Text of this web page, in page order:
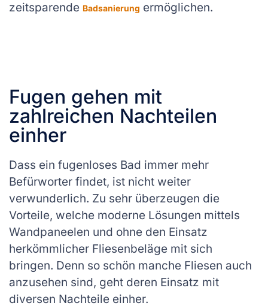
zeitsparende Badsanierung ermöglichen.
Fugen gehen mit
zahlreichen Nachteilen
einher
Dass ein fugenloses Bad immer mehr
Befürworter findet, ist nicht weiter
verwunderlich. Zu sehr überzeugen die
Vorteile, welche moderne Lösungen mittels
Wandpaneelen und ohne den Einsatz
herkömmlicher Fliesenbeläge mit sich
bringen. Denn so schön manche Fliesen auch
anzusehen sind, geht deren Einsatz mit
diversen Nachteile einher.